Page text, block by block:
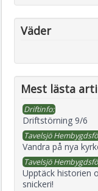
Väder
Mest lästa
Driftinfo:
Driftstörning 9/6
Tavelsjö
Vandra på nya
Tavelsjö
Upptäck historien
snickeri!